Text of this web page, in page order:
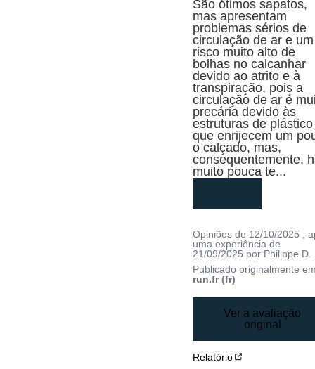
São ótimos sapatos,
mas apresentam
problemas sérios de
circulação de ar e um
risco muito alto de
bolhas no calcanhar
devido ao atrito e à
transpiração, pois a
circulação de ar é
precária devido às
estruturas de plástico
que enrijecem um
o calçado, mas,
consequentemente,
muito pouca te...
Opiniões de 12/10/2025 ,
uma experiência de
21/09/2025 por Philippe D.
Publicado originalmente
run.fr (fr)
Ver a avaliação
original
Relatório